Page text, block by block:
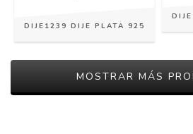
DIJE1239 DIJE PLATA 925
MOSTRAR MÁS